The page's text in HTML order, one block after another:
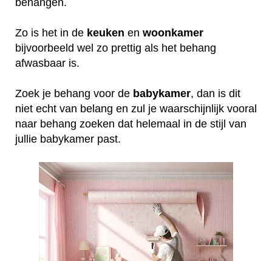
behangen.
Zo is het in de keuken en woonkamer
bijvoorbeeld wel zo prettig als het behang
afwasbaar is.
Zoek je behang voor de babykamer, dan is dit
niet echt van belang en zul je waarschijnlijk vooral
naar behang zoeken dat helemaal in de stijl van
jullie babykamer past.